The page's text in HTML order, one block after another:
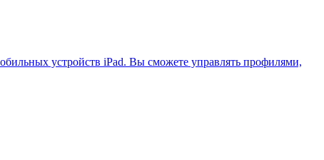
устройств iPad. Вы сможете управлять профилями,